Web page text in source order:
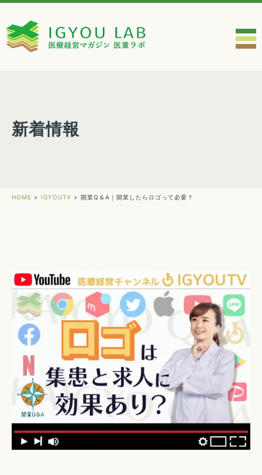
新着情報
HOME > IGYOUTV > 開業Q＆A｜開業したらロゴって必要？